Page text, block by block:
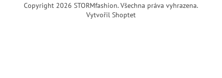
Vytvořil Shoptet
Copyright 2026 STORMfashion. Všechna práva vyhrazena.